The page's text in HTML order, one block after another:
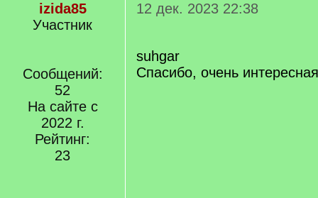
izida85
Участник
Сообщений:
52
На сайте с
2022 г.
Рейтинг:
23
12 дек. 2023 22:38
suhgar
Спасибо, очень